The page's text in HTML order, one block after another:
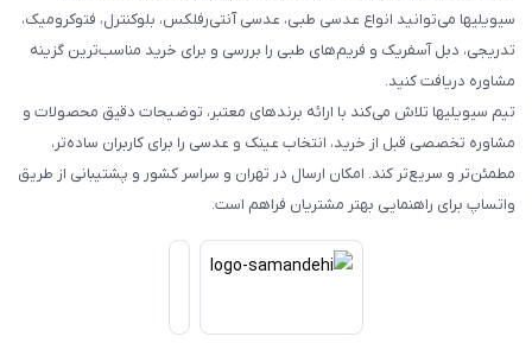
سیویلیها می‌توانید انواع عدسی طبی، عدسی آنتی‌رفلکس، بلوکنترل، فتوکرومیک،
تدریجی، دبل آسفریک و فریم‌های طبی را بررسی و برای خرید مناسب‌ترین گزینه
مشاوره دریافت کنید.
تیم سیویلیها تلاش می‌کند با ارائه برندهای معتبر، توضیحات دقیق محصولات و
مشاوره تخصصی قبل از خرید، انتخاب عینک و عدسی را برای کاربران ساده‌تر،
مطمئن‌تر و سریع‌تر کند. امکان ارسال در تهران و سراسر کشور و پشتیبانی از طریق
واتساپ برای راهنمایی بهتر مشتریان فراهم است.